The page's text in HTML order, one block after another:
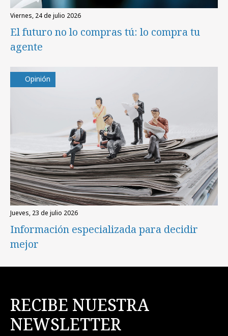
viernes, 24 de julio 2026
El futuro no lo compras tú: lo compra tu
agente
Opinión
jueves, 23 de julio 2026
Información especializada para decidir
mejor
RECIBE NUESTRA
NEWSLETTER